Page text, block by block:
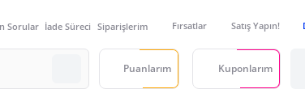
Sorular İade Süreci Siparişlerim Fırsatlar Satış Yapın!
Puanlarım Kuponlarım